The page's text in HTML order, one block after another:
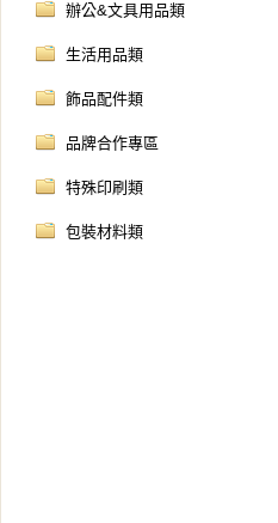
辦公&文具用品類
生活用品類
飾品配件類
品牌合作專區
特殊印刷類
包裝材料類